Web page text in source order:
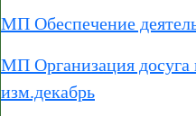
МП Обеспечение
МП Организация досуга
изм.декабрь